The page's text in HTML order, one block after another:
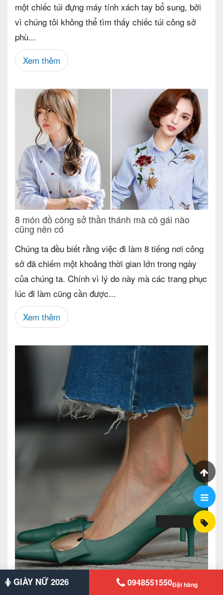
một chiếc túi đựng máy tính xách tay bổ sung, bởi
vì chúng tôi không thể tìm thấy chiếc túi công sở
phù...
Xem thêm
8 món đồ công sở thần thánh mà cô gái nào
cũng nên có
Chúng ta đều biết rằng việc đi làm 8 tiếng nơi công
sở đã chiếm một khoảng thời gian lớn trong ngày
của chúng ta. Chính vì lý do này mà các trang phục
lúc đi làm cũng cần được...
Xem thêm
GIÀY NỮ 2026 0948551550Đặt hàng